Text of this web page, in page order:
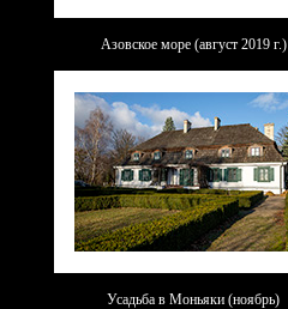
Азовское море (август 2019 г.)
Усадьба в Моньяки (ноябрь)